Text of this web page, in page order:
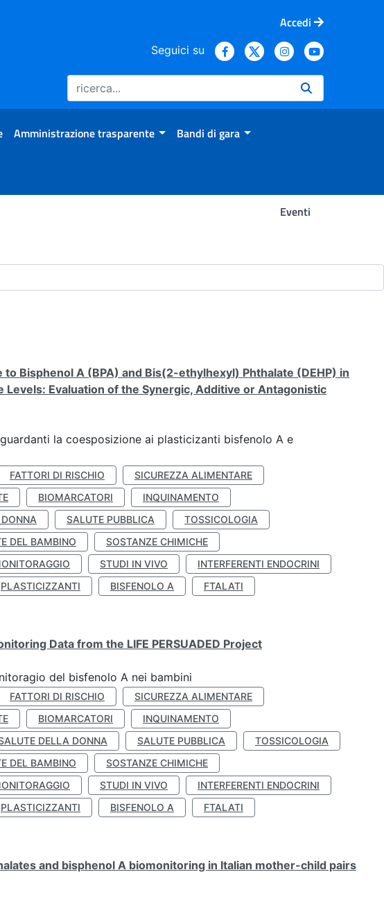
Accedi
Seguici su
Amministrazione trasparente Bandi di gara
Eventi
Bisphenol A (BPA) and Bis(2-ethylhexyl) Phthalate (DEHP) in
Levels: Evaluation of the Synergic, Additive or Antagonistic
la coesposizione ai plasticizanti bisfenolo A e
FATTORI DI RISCHIO
SICUREZZA ALIMENTARE
BIOMARCATORI
INQUINAMENTO
SALUTE PUBBLICA
TOSSICOLOGIA
DEL BAMBINO
SOSTANZE CHIMICHE
STUDI IN VIVO
INTERFERENTI ENDOCRINI
PLASTICIZZANTI BISFENOLO A
FTALATI
Data from the LIFE PERSUADED Project
del bisfenolo A nei bambini
FATTORI DI RISCHIO
SICUREZZA ALIMENTARE
BIOMARCATORI
INQUINAMENTO
DELLA DONNA SALUTE PUBBLICA
TOSSICOLOGIA
DEL BAMBINO
SOSTANZE CHIMICHE
STUDI IN VIVO
INTERFERENTI ENDOCRINI
PLASTICIZZANTI BISFENOLO A
FTALATI
and bisphenol A biomonitoring in Italian mother-child pairs